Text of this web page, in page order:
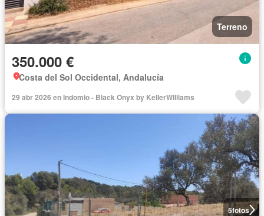
Terreno
350.000 €
Costa del Sol Occidental, Andalucía
29 abr 2026 en Indomio - Black Onyx by KellerWilliams
5fotos